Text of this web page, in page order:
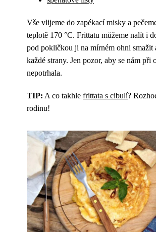
Vše vlijeme do zapékací misky a
teplotě 170 °C. Frittatu můžeme nalít i
pod pokličkou ji na mírném ohni smažit
každé strany. Jen pozor, aby se nám při
nepotrhala.
TIP: A co takhle frittata s cibulí?
rodinu!